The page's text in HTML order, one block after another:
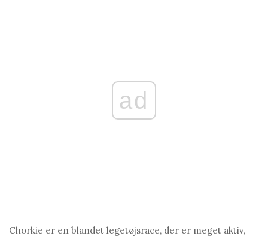
ad
Chorkie er en blandet legetøjsrace, der er meget aktiv,